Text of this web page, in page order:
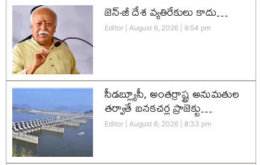
జెన్-జీ దేశ వ్యతిరేకులు కాదు…
Editor August 6, 2026 9:54 pm
సీడబ్ల్యూసీ, అంతర్రాష్ట్ర అనుమతుల
తర్వాతే బనకచర్ల ప్రాజెక్టు…
Editor August 6, 2026 8:33 pm